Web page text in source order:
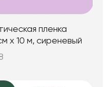
пленка
х 10 м, сиреневый